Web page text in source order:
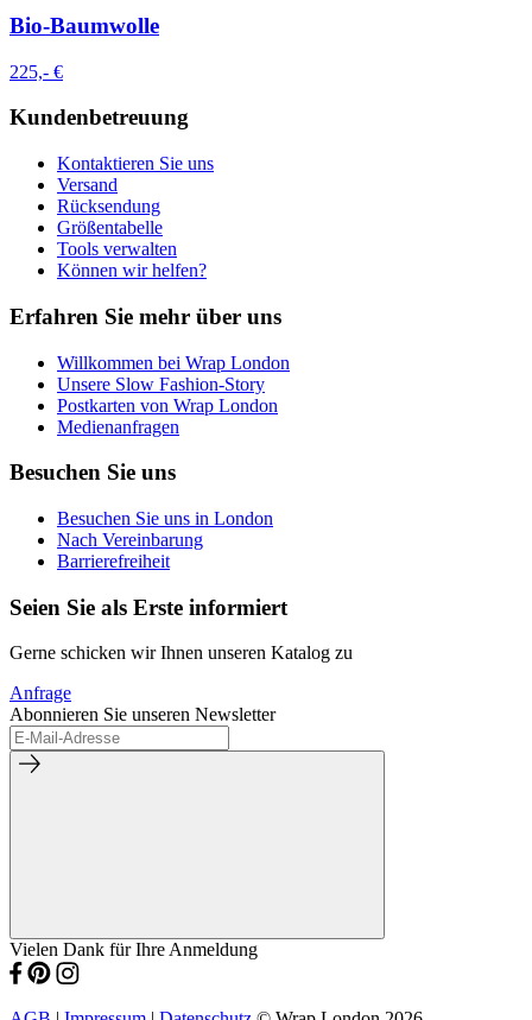
Bio-Baumwolle
225,- €
Kundenbetreuung
Kontaktieren Sie uns
Versand
Rücksendung
Größentabelle
Tools verwalten
Können wir helfen?
Erfahren Sie mehr über uns
Willkommen bei Wrap London
Unsere Slow Fashion-Story
Postkarten von Wrap London
Medienanfragen
Besuchen Sie uns
Besuchen Sie uns in London
Nach Vereinbarung
Barrierefreiheit
Seien Sie als Erste informiert
Gerne schicken wir Ihnen unseren Katalog zu
Anfrage
Abonnieren Sie unseren Newsletter
Vielen Dank für Ihre Anmeldung